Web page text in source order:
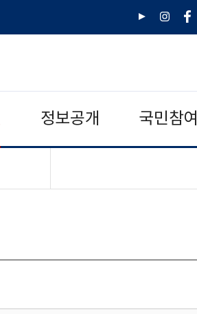
유
인
페
정보공개 국민참여